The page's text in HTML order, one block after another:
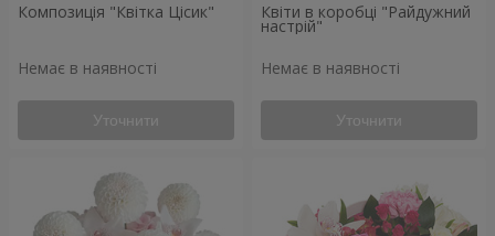
Композиція "Квітка Цісик"
Немає в наявності
Уточнити
Квіти в коробці "Райдужний
настрій"
Немає в наявності
Уточнити